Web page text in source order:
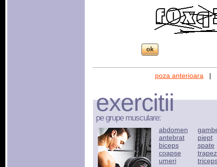
poza anterioara |
exercitii
pe grupe musculare:
abdomen
antebrat
biceps
coapse
umeri
piept
spate
trapez